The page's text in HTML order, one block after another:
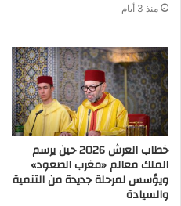
منذ 3 أيام
خطاب العرش 2026 حين يرسم
الملك معالم «مغرب الصعود»
ويؤسس لمرحلة جديدة من التنمية
والسيادة